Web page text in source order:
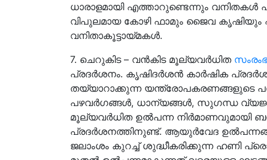
ധാരാളമായി എത്താറുണ്ടെന്നും വനിതകൾ
വിപുലമായ കോഴി ഫാമും ജൈവ കൃഷിയും
വനിതാകൂട്ടായ്മകള്‍.
7. ചെറുകിട – വൻകിട മൂല്യവർധിത
പ്രദർശനം. കൃഷിദർശൻ കാർഷിക
തയ്യാറാക്കുന്ന യന്ത്രോപകരണങ്ങളുടെ
പഴവർഗങ്ങൾ, ധാന്യങ്ങൾ, സുഗന്ധ
മൂല്യവർധിത ഉൽപന്ന നിർമാണവുമായി
പ്രദർശനത്തിനുണ്ട്. ആയുർവേദ
ജലാംശം കുറച്ച് ശുദ്ധീകരിക്കുന്ന ഹണി